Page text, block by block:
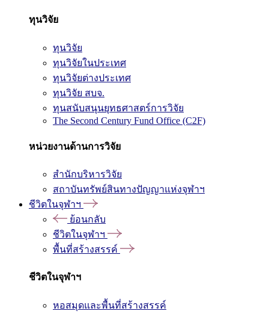
ทุนวิจัย
ทุนวิจัย
ทุนวิจัยในประเทศ
ทุนวิจัยต่างประเทศ
ทุนวิจัย สบจ.
ทุนสนับสนุนยุทธศาสตร์การวิจัย
The Second Century Fund Office (C2F)
หน่วยงานด้านการวิจัย
สำนักบริหารวิจัย
สถาบันทรัพย์สินทางปัญญาแห่งจุฬาฯ
ชีวิตในจุฬาฯ
ย้อนกลับ
ชีวิตในจุฬาฯ
พื้นที่สร้างสรรค์
ชีวิตในจุฬาฯ
หอสมุดและพื้นที่สร้างสรรค์